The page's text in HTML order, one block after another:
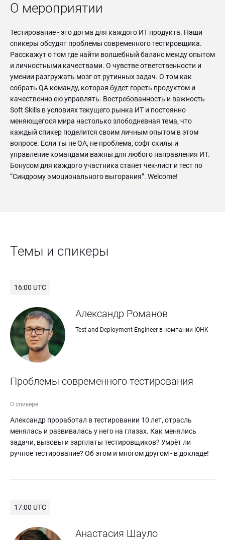
О мероприятии
Тестирование - это догма для каждого ИТ продукта. Наши
спикеры обсудят проблемы современного тестировщика.
Расскажут о том где найти волшебный баланс между опытом
и личностными качествами. О чувстве ответственности и
умении разгружать мозг от рутинных задач. О том как
собрать QA команду, которая будет гореть продуктом и
качественно ею управлять. Востребованность и важность
Soft Skills в условиях текущего рынка ИТ и постоянно
меняющегося мира настолько злободневная тема, что
каждый спикер поделится своим личным опытом в этом
вопросе. Если ты не QA, не проблема, софт скилы и
управление командами важны для любого направления ИТ.
Бонусом для каждого участника станет чек-лист и тест по
“Синдрому эмоционального выгорания”. Welcome!
Темы и спикеры
Александр Романов
Test and Deployment Engineer в компании IOHK
16:00 UTC
Проблемы современного тестирования
О спикере
Александр проработал в тестировании 10 лет, отрасль
менялась и развивалась у него на глазах. Как менялись
задачи, вызовы и зарплаты тестировщиков? Умрёт ли
ручное тестирование? Об этом и многом другом - в докладе!
Анастасия Шауло
17:00 UTC